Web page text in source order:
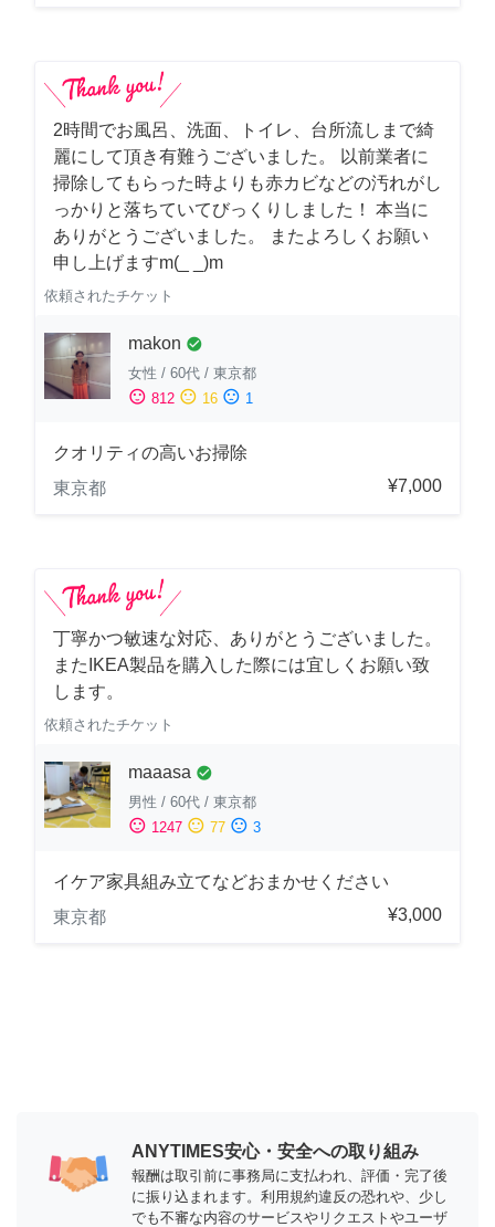
2時間でお風呂、洗面、トイレ、台所流しまで綺
麗にして頂き有難うございました。 以前業者に
掃除してもらった時よりも赤カビなどの汚れがし
っかりと落ちていてびっくりしました！ 本当に
ありがとうございました。 またよろしくお願い
申し上げますm(_ _)m
依頼されたチケット
makon check_circle
女性 / 60代 / 東京都
sentiment_satisfied 812 sentiment_neutral 16 sentiment_dissatisfied 1
クオリティの高いお掃除
東京都
¥7,000
丁寧かつ敏速な対応、ありがとうございました。
またIKEA製品を購入した際には宜しくお願い致
します。
依頼されたチケット
maaasa check_circle
男性 / 60代 / 東京都
sentiment_satisfied 1247 sentiment_neutral 77 sentiment_dissatisfied 3
イケア家具組み立てなどおまかせください
東京都
¥3,000
ANYTIMES安心・安全への取り組み
報酬は取引前に事務局に支払われ、評価・完了後
に振り込まれます。利用規約違反の恐れや、少し
でも不審な内容のサービスやリクエストやユーザ